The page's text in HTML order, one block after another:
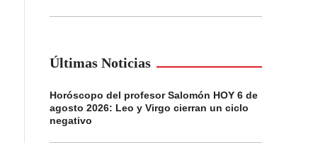
Últimas Noticias
Horóscopo del profesor Salomón HOY 6 de
agosto 2026: Leo y Virgo cierran un ciclo
negativo